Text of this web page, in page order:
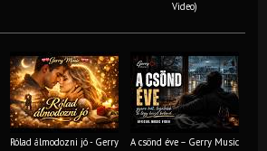
Video)
Rólad álmodozni jó - Gerry
A csönd éve – Gerry Music